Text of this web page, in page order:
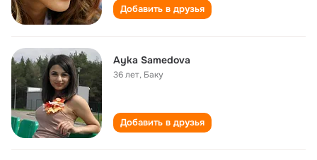
Добавить в друзья
Ayka Samedova
36 лет, Баку
Добавить в друзья